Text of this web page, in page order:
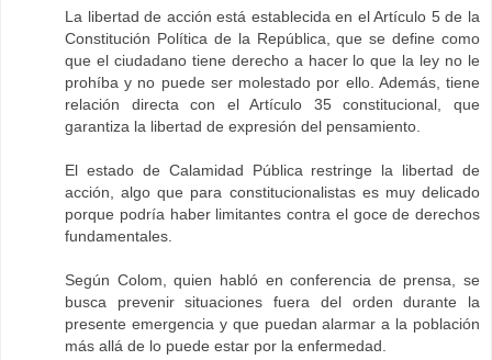
La libertad de acción está establecida en el Artículo 5 de la
Constitución Política de la República, que se define como
que el ciudadano tiene derecho a hacer lo que la ley no le
prohíba y no puede ser molestado por ello. Además, tiene
relación directa con el Artículo 35 constitucional, que
garantiza la libertad de expresión del pensamiento.
El estado de Calamidad Pública restringe la libertad de
acción, algo que para constitucionalistas es muy delicado
porque podría haber limitantes contra el goce de derechos
fundamentales.
Según Colom, quien habló en conferencia de prensa, se
busca prevenir situaciones fuera del orden durante la
presente emergencia y que puedan alarmar a la población
más allá de lo puede estar por la enfermedad.